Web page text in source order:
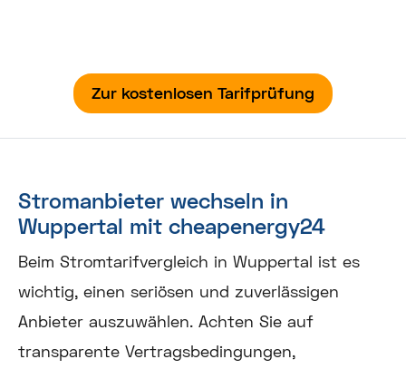
Zur kostenlosen Tarifprüfung
Stromanbieter wechseln in
Wuppertal mit cheapenergy24
Beim Stromtarifvergleich in Wuppertal ist es
wichtig, einen seriösen und zuverlässigen
Anbieter auszuwählen. Achten Sie auf
transparente Vertragsbedingungen,